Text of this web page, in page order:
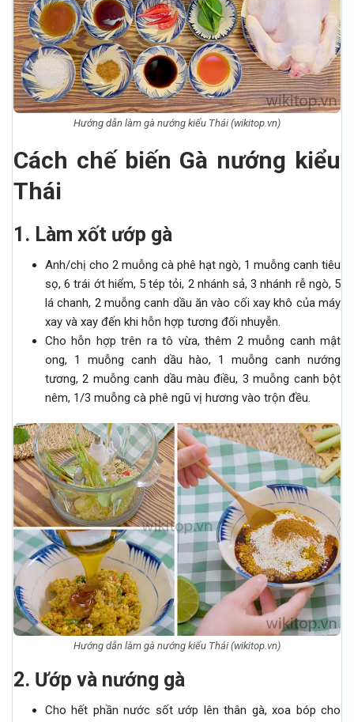
Hướng dẫn làm gà nướng kiểu Thái (wikitop.vn)
Cách chế biến Gà nướng kiểu
Thái
1. Làm xốt ướp gà
Anh/chị cho 2 muỗng cà phê hạt ngò, 1 muỗng canh tiêu
sọ, 6 trái ớt hiểm, 5 tép tỏi, 2 nhánh sả, 3 nhánh rễ ngò, 5
lá chanh, 2 muỗng canh dầu ăn vào cối xay khô của máy
xay và xay đến khi hỗn hợp tương đối nhuyễn.
Cho hỗn hợp trên ra tô vừa, thêm 2 muỗng canh mật
ong, 1 muỗng canh dầu hào, 1 muỗng canh nướng
tương, 2 muỗng canh dầu màu điều, 3 muỗng canh bột
nêm, 1/3 muỗng cà phê ngũ vị hương vào trộn đều.
Hướng dẫn làm gà nướng kiểu Thái (wikitop.vn)
2. Ướp và nướng gà
Cho hết phần nước sốt ướp lên thân gà, xoa bóp cho